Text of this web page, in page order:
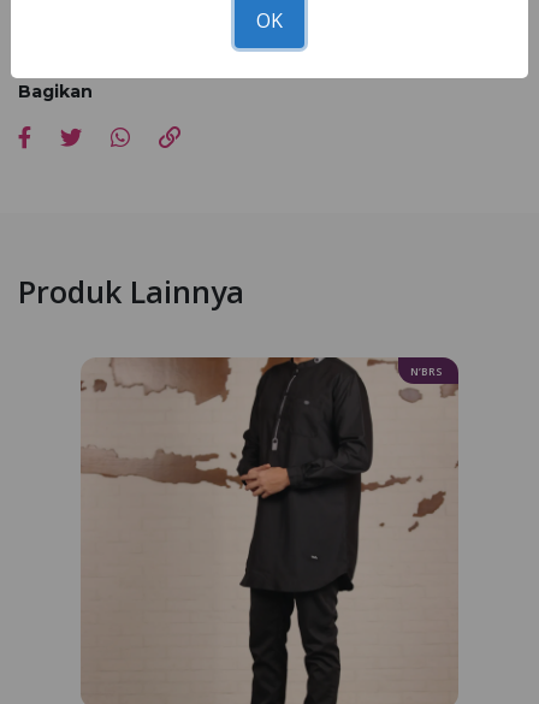
(dipengaruhi pencahayaan & resolusi layar).
±1-2 cm(mengikuti standar sizepack)
Bagikan
Produk Lainnya
N’BRS
OK